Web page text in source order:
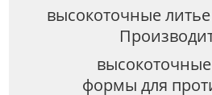
высокоточные
формы для